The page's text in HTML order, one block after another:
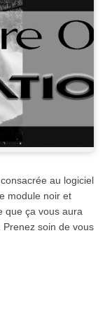
au logiciel
module noir et
que ça vous aura
soin de vous